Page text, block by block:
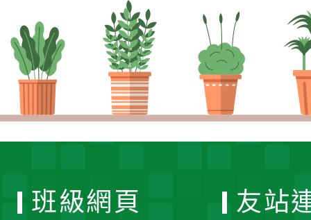
班級網頁 友站